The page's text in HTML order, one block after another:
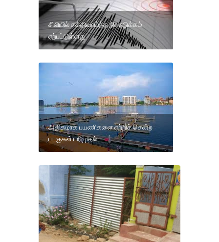
சிலியில் சக்திவாய்ந்த நிலநடுக்கம்
ஏற்பட்டுள்ளது
அதிகமாக பயணிகளை ஏற்றிச் சென்ற
படகுகள் பறிமுதல்